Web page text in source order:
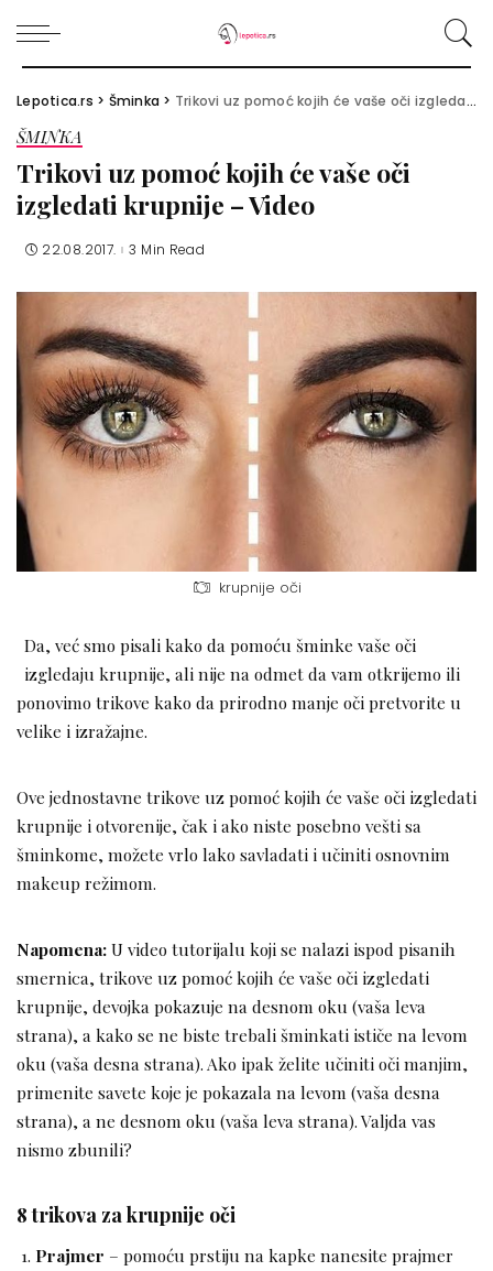
Lepotica.rs > Šminka > Trikovi uz pomoć kojih će vaše oči izgledati krupnije – Video
ŠMINKA
Trikovi uz pomoć kojih će vaše oči
izgledati krupnije – Video
22.08.2017. 3 Min Read
krupnije oči
Da, već smo pisali kako da pomoću šminke vaše oči
izgledaju krupnije, ali nije na odmet da vam otkrijemo ili
ponovimo trikove kako da prirodno manje oči pretvorite u
velike i izražajne.
Ove jednostavne trikove uz pomoć kojih će vaše oči izgledati
krupnije i otvorenije, čak i ako niste posebno vešti sa
šminkome, možete vrlo lako savladati i učiniti osnovnim
makeup režimom.
Napomena:U video tutorijalu koji se nalazi ispod pisanih
smernica, trikove uz pomoć kojih će vaše oči izgledati
krupnije, devojka pokazuje na desnom oku (vaša leva
strana), a kako se ne biste trebali šminkati ističe na levom
oku (vaša desna strana). Ako ipak želite učiniti oči manjim,
primenite savete koje je pokazala na levom (vaša desna
strana), a ne desnom oku (vaša leva strana). Valjda vas
nismo zbunili?
8 trikova za krupnije oči
Prajmer – pomoću prstiju na kapke nanesite prajmer